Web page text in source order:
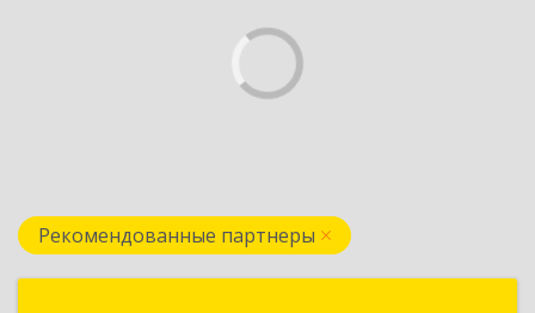
Рекомендованные партнеры